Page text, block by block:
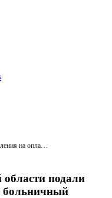
84 самозанятых в Псковской области подали заявления на оплачиваемый больничный
подали
больничный